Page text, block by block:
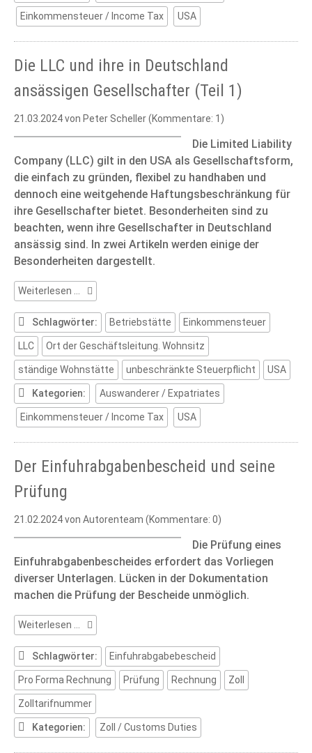
(Teil
2)
Einkommensteuer / Income Tax USA
Die LLC und ihre in Deutschland
ansässigen Gesellschafter (Teil 1)
21.03.2024von Peter Scheller (Kommentare: 1)
Die Limited Liability
Company (LLC) gilt in den USA als Gesellschaftsform,
die einfach zu gründen, flexibel zu handhaben und
dennoch eine weitgehende Haftungsbeschränkung für
ihre Gesellschafter bietet. Besonderheiten sind zu
beachten, wenn ihre Gesellschafter in Deutschland
ansässig sind. In zwei Artikeln werden einige der
Besonderheiten dargestellt.
Weiterlesen …
Die
LLC
und
ihre
in
Deutschland
ansässigen
Gesellschafter
(Teil
1)
Schlagwörter: Betriebstätte Einkommensteuer
LLC Ort der Geschäftsleitung. Wohnsitz
ständige Wohnstätte unbeschränkte Steuerpflicht USA
Kategorien: Auswanderer / Expatriates
Einkommensteuer / Income Tax USA
Der Einfuhrabgabenbescheid und seine
Prüfung
21.02.2024von Autorenteam (Kommentare: 0)
Die Prüfung eines
Einfuhrabgabenbescheides erfordert das Vorliegen
diverser Unterlagen. Lücken in der Dokumentation
machen die Prüfung der Bescheide unmöglich.
Weiterlesen …
Der
Einfuhrabgabenbescheid
und
seine
Prüfung
Schlagwörter: Einfuhrabgabebescheid
Pro Forma Rechnung Prüfung Rechnung Zoll
Zolltarifnummer
Kategorien: Zoll / Customs Duties